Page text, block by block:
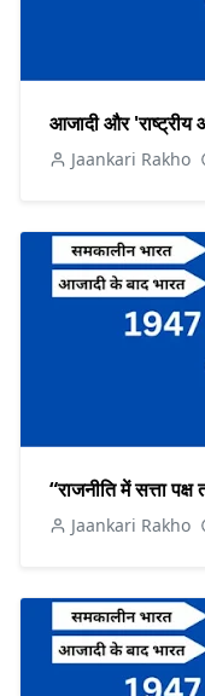
आजादी और
Jaankari Rakho
“राजनीति में सत्ता पक्ष
Jaankari Rakho